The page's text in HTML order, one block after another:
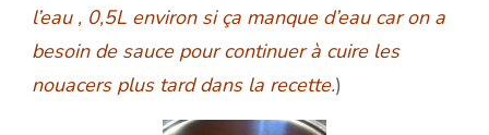
l’eau , 0,5L environ si ça manque d’eau car on a
besoin de sauce pour continuer à cuire les
nouacers plus tard dans la recette.)